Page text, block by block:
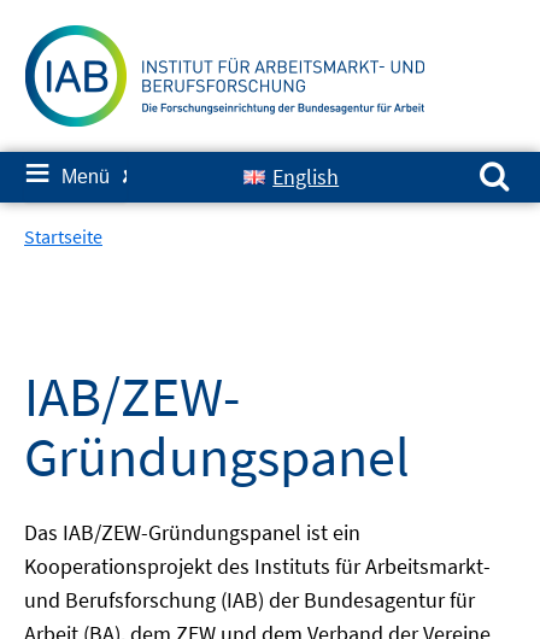
zum
Inhalt
≡ Menü ✘ English
Suchen nach:
Startseite
IAB/ZEW-
Gründungspanel
Das IAB/ZEW-Gründungspanel ist ein
Kooperationsprojekt des Instituts für Arbeitsmarkt-
und Berufsforschung (IAB) der Bundesagentur für